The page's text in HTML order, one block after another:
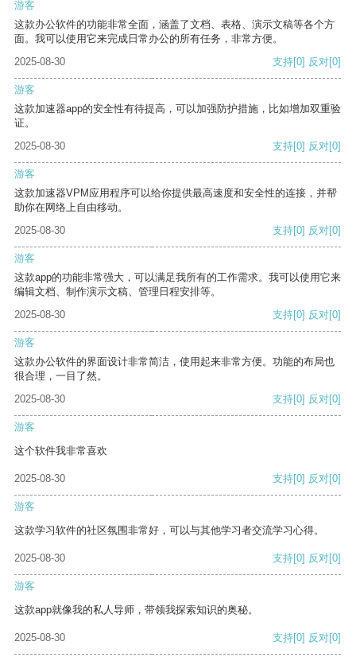
游客
这款办公软件的功能非常全面，涵盖了文档、表格、演示文稿等各个方
面。我可以使用它来完成日常办公的所有任务，非常方便。
2025-08-30
支持[0] 反对[0]
游客
这款加速器app的安全性有待提高，可以加强防护措施，比如增加双重验
证。
2025-08-30
支持[0] 反对[0]
游客
这款加速器VPM应用程序可以给你提供最高速度和安全性的连接，并帮
助你在网络上自由移动。
2025-08-30
支持[0] 反对[0]
游客
这款app的功能非常强大，可以满足我所有的工作需求。我可以使用它来
编辑文档、制作演示文稿、管理日程安排等。
2025-08-30
支持[0] 反对[0]
游客
这款办公软件的界面设计非常简洁，使用起来非常方便。功能的布局也
很合理，一目了然。
2025-08-30
支持[0] 反对[0]
游客
这个软件我非常喜欢
2025-08-30 支持[0] 反对[0]
游客
这款学习软件的社区氛围非常好，可以与其他学习者交流学习心得。
2025-08-30 支持[0] 反对[0]
游客
这款app就像我的私人导师，带领我探索知识的奥秘。
2025-08-30 支持[0] 反对[0]